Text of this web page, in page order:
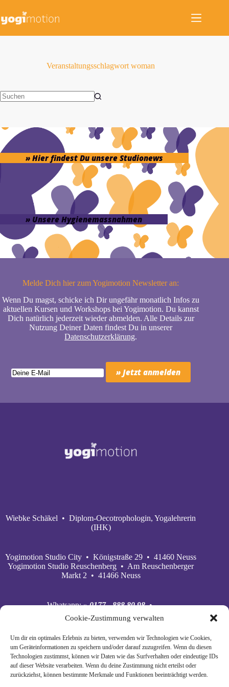
Cookie-Zustimmung verwalten
Um dir ein optimales Erlebnis zu bieten, verwenden wir Technologien wie Cookies,
um Geräteinformationen zu speichern und/oder darauf zuzugreifen. Wenn du diesen
Technologien zustimmst, können wir Daten wie das Surfverhalten oder eindeutige IDs
auf dieser Website verarbeiten. Wenn du deine Zustimmung nicht erteilst oder
zurückziehst, können bestimmte Merkmale und Funktionen beeinträchtigt werden.
springen
Veranstaltungsschlagwort woman
» Hier findest Du unsere Studionews
» Unsere Hygienemassnahmen
Melde Dich hier zum Yogimotion Newsletter an:
Wenn Du magst, schicke ich Dir ungefähr monatlich Infos zu
aktuellen Kursen und Workshops bei Yogimotion. Du kannst
Dich natürlich jederzeit wieder abmelden. Alle Details zur
Nutzung Deiner Daten findest Du in unserer
Datenschutzerklärung.
Wiebke Schäkel • Diplom-Oecotrophologin, Yogalehrerin
(IHK)
Yogimotion Studio City • Königstraße 29 • 41460 Neuss
Yogimotion Studio Reuschenberg • Am Reuschenberger
Markt 2 • 41466 Neuss
Whatsapp:» 0177 - 888 80 98•
Mobil:
» 0177 - 888 80 98
E‑Mail:» wiebke@yogimotion.de•
Youtube:» yogimotion• XING:» Wiebke Schäkel